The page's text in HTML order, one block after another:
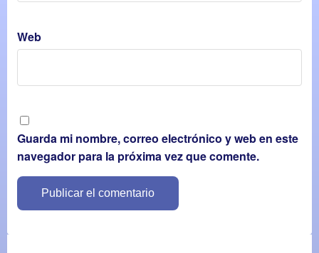
Web
Guarda mi nombre, correo electrónico y web en este
navegador para la próxima vez que comente.